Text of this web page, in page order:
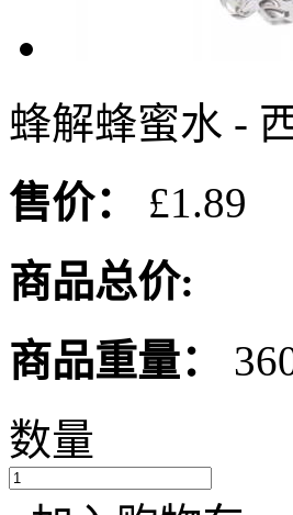
蜂解蜂蜜水 -
售价：
£1.89
商品总价:
商品重量：
数量